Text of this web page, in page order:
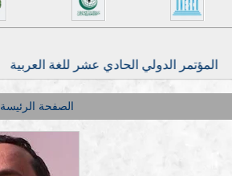
المؤتمر الدولي الحادي عشر للغة العربية
الصفحة الرئيسة